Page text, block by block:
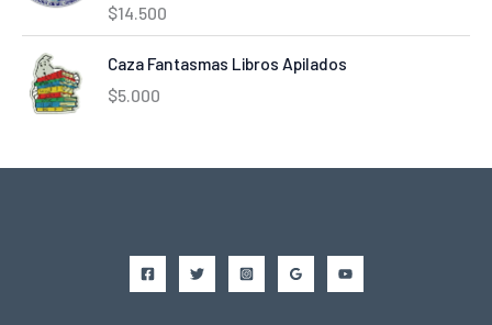
$14.500
Caza Fantasmas Libros Apilados
$5.000